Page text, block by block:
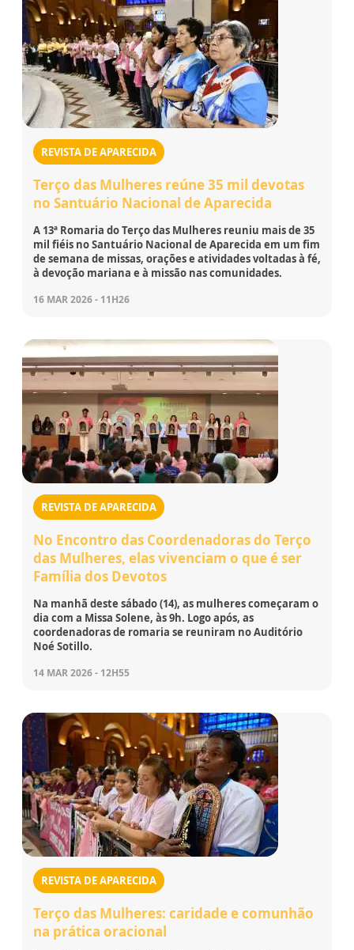
REVISTA DE APARECIDA
Terço das Mulheres reúne 35 mil devotas
no Santuário Nacional de Aparecida
A 13ª Romaria do Terço das Mulheres reuniu mais de 35
mil fiéis no Santuário Nacional de Aparecida em um fim
de semana de missas, orações e atividades voltadas à fé,
à devoção mariana e à missão nas comunidades.
16 MAR 2026 - 11H26
REVISTA DE APARECIDA
No Encontro das Coordenadoras do Terço
das Mulheres, elas vivenciam o que é ser
Família dos Devotos
Na manhã deste sábado (14), as mulheres começaram o
dia com a Missa Solene, às 9h. Logo após, as
coordenadoras de romaria se reuniram no Auditório
Noé Sotillo.
14 MAR 2026 - 12H55
REVISTA DE APARECIDA
Terço das Mulheres: caridade e comunhão
na prática oracional